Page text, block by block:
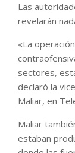
Las
revelarán
«La
sectores,
declaró la
Maliar, en
Maliar
estaban